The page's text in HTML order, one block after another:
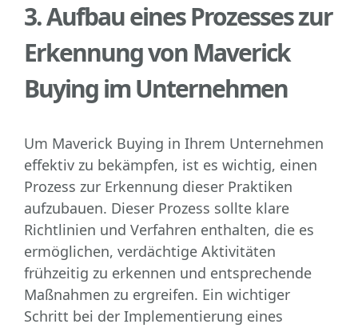
3. Aufbau eines Prozesses zur
Erkennung von Maverick
Buying im Unternehmen
Um Maverick Buying in Ihrem Unternehmen
effektiv zu bekämpfen, ist es wichtig, einen
Prozess zur Erkennung dieser Praktiken
aufzubauen. Dieser Prozess sollte klare
Richtlinien und Verfahren enthalten, die es
ermöglichen, verdächtige Aktivitäten
frühzeitig zu erkennen und entsprechende
Maßnahmen zu ergreifen. Ein wichtiger
Schritt bei der Implementierung eines